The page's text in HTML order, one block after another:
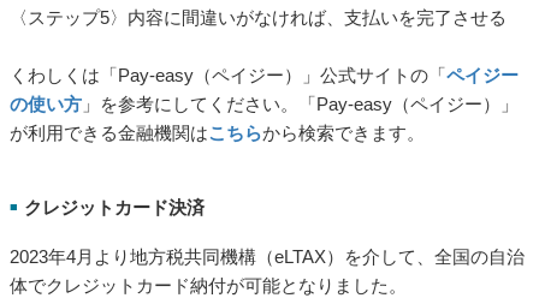
〈ステップ5〉内容に間違いがなければ、支払いを完了させる
くわしくは「Pay-easy（ペイジー）」公式サイトの「ペイジー
の使い方 」を参考にしてください。「Pay-easy（ペイジー）」
が利用できる金融機関はこちらから検索できます。
■ クレジットカード決済
2023年4月より地方税共同機構（eLTAX）を介して、全国の自治
体でクレジットカード納付が可能となりました。